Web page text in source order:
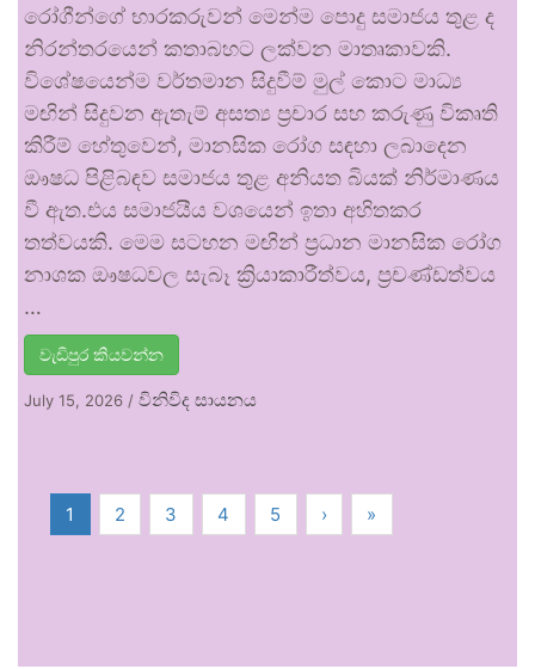
රෝගීන්ගේ භාරකරුවන් මෙන්ම පොදු සමාජය තුළ ද
නිරන්තරයෙන් කතාබහට ලක්වන මාතෘකාවකි.
විශේෂයෙන්ම වර්තමාන සිදුවීම් මුල් කොට මාධ්‍ය
මඟින් සිදුවන ඇතැම් අසත්‍ය ප්‍රචාර සහ කරුණු විකෘති
කිරීම් හේතුවෙන්, මානසික රෝග සඳහා ලබාදෙන
ඖෂධ පිළිබඳව සමාජය තුළ අනියත බියක් නිර්මාණය
වී ඇත.එය සමාජයීය වශයෙන් ඉතා අහිතකර
තත්වයකි. මෙම සටහන මඟින් ප්‍රධාන මානසික රෝග
නාශක ඖෂධවල සැබෑ ක්‍රියාකාරීත්වය, ප්‍රචණ්ඩත්වය
…
වැඩිපුර කියවන්න
July 15, 2026 / විනිවිද සායනය
1 2 3 4 5 › »